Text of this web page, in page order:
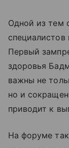
Одной из тем
специалистов
Первый
здоровья
важны не
но и
приводит к
На форуме